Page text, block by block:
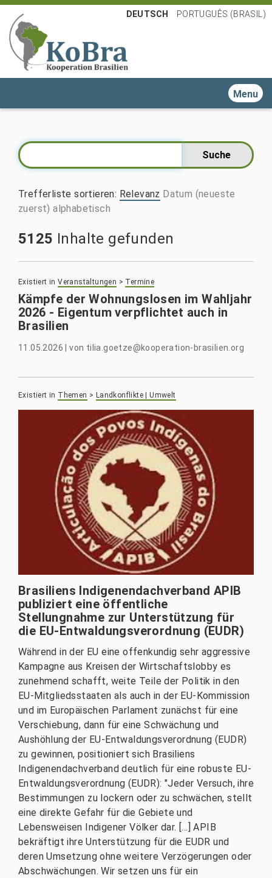
DEUTSCH PORTUGUÊS (BRASIL)
Toggle
Trefferliste sortieren: Relevanz Datum (neueste
zuerst) alphabetisch
5125 Inhalte gefunden
Existiert in Veranstaltungen > Termine
Kämpfe der Wohnungslosen im Wahljahr
2026 - Eigentum verpflichtet auch in
Brasilien
11.05.2026 |von tilia.goetze@kooperation-brasilien.org
Existiert in Themen > Landkonflikte | Umwelt
Brasiliens Indigenendachverband APIB
publiziert eine öffentliche
Stellungnahme zur Unterstützung für
die EU-Entwaldungsverordnung (EUDR)
Während in der EU eine offenkundig sehr aggressive
Kampagne aus Kreisen der Wirtschaftslobby es
zunehmend schafft, weite Teile der Politik in den
EU-Mitgliedsstaaten als auch in der EU-Kommission
und im Europäischen Parlament zunächst für eine
Verschiebung, dann für eine Schwächung und
Aushöhlung der EU-Entwaldungsverordnung (EUDR)
zu gewinnen, positioniert sich Brasiliens
Indigenendachverband deutlich für eine robuste EU-
Entwaldungsverordnung (EUDR): "Jeder Versuch, ihre
Bestimmungen zu lockern oder zu schwächen, stellt
eine direkte Gefahr für die Gebiete und
Lebensweisen Indigener Völker dar. [...] APIB
bekräftigt ihre Unterstützung für die EUDR und
deren Umsetzung ohne weitere Verzögerungen oder
Abschwächungen. Wir setzen uns für ein